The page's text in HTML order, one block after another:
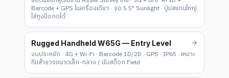
Barcode + GPS ในเครื่องเดียว · จอ 5.5" Sunlight · ปุ่มสแกนใหญ่
ใส่ถุงมือกดได้
Rugged Handheld W65G — Entry Level
งบประหยัด · 4G + Wi-Fi · Barcode 1D/2D · GPS · IP65 · เหมาะ
ทีมสำรวจขนาดเล็ก-กลาง / นับสต็อก Field